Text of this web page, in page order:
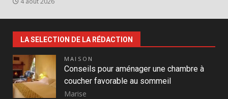
LA SELECTION DE LA RÉDACTION
MAISON
Conseils pour aménager une chambre à
coucher favorable au sommeil
Marise